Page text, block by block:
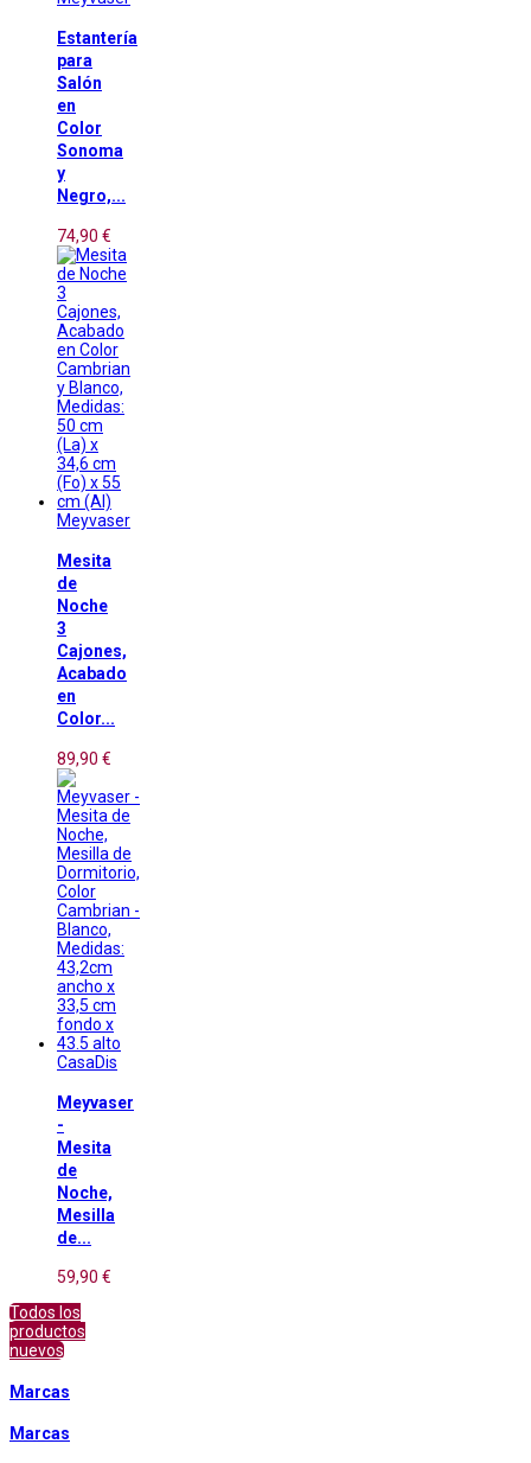
Estantería
para
Salón
en
Color
Sonoma
y
Negro,...
74,90 €
Meyvaser
Mesita
de
Noche
3
Cajones,
Acabado
en
Color...
89,90 €
CasaDis
Meyvaser
-
Mesita
de
Noche,
Mesilla
de...
59,90 €
Todos los
productos
nuevos
Marcas
Marcas